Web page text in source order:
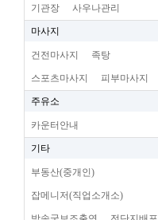
기관장 사우나관리
마사지
건전마사지 족탕
스포츠마사지 피부마사지
주유소
카운터안내
기타
부동산(중개인)
잡메니저(직업소개소)